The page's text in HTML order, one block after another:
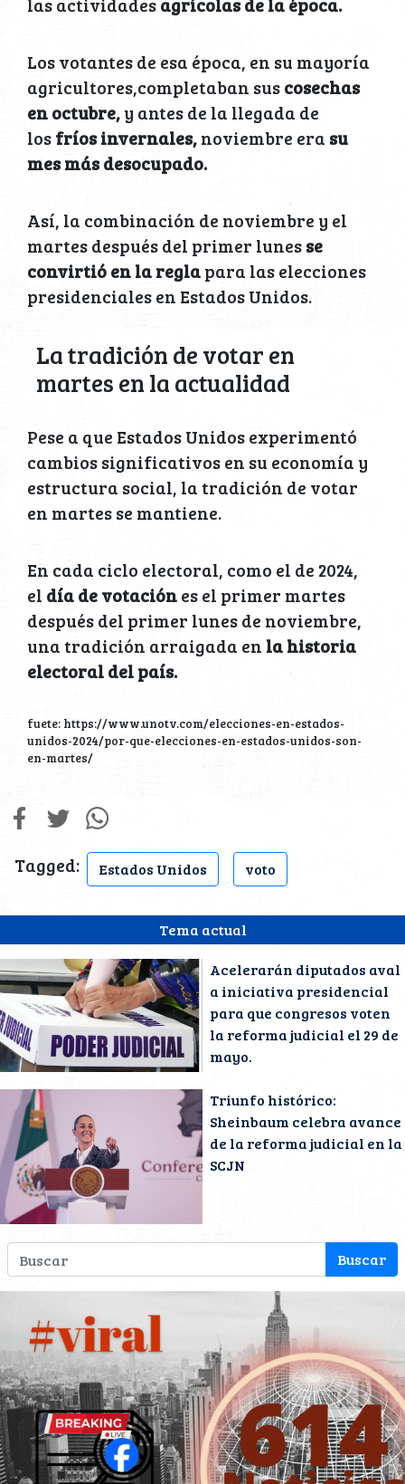
Tema actual
Acelerarán diputados aval
a iniciativa presidencial
para que congresos voten
la reforma judicial el 29 de
mayo.
Triunfo histórico:
Sheinbaum celebra avance
de la reforma judicial en la
SCJN
Los votantes de esa época, en su mayoría
agricultores,completaban suscosechas
en octubre,y antes de la llegada de
losfríos invernales,noviembre era su
mes más desocupado.
Así, la combinación de noviembre y el
martes después del primer lunesse
convirtió en la reglapara las elecciones
presidenciales en Estados Unidos.
La tradición de votar en
martes en la actualidad
Pese a que Estados Unidos experimentó
cambios significativos en su economía y
estructura social, la tradición de votar
en martes se mantiene.
En cada ciclo electoral, como el de 2024,
el día de votaciónes el primer martes
después del primer lunes de noviembre,
una tradición arraigada en la historia
electoral del país.
fuete: https://www.unotv.com/elecciones-en-estados-
unidos-2024/por-que-elecciones-en-estados-unidos-son-
en-martes/
Tagged: Estados Unidos voto